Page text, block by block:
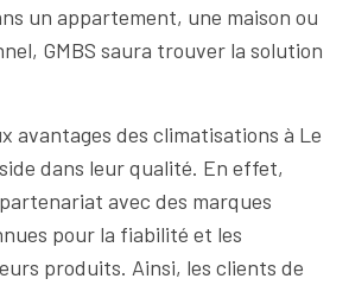
un appartement, une maison ou
GMBS saura trouver la solution
avantages des climatisations à Le
dans leur qualité. En effet,
avec des marques
pour la fiabilité et les
produits. Ainsi, les clients de